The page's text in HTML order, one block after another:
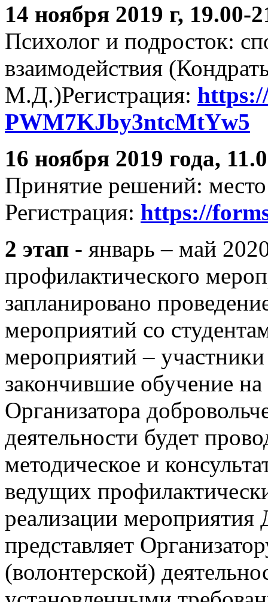
14 ноября 2019 г, 19.00-
Психолог и подросток:
взаимодействия
М.Д.)Регистрация:
PWM7KJby3ntcMtYw5
16 ноября 2019 года,
Принятие решений:
Регистрация: https://
2 этап - январь – май
профилактического
запланировано
мероприятий со
мероприятий –
закончившие обучение
Организатора
деятельности будет
методическое и
ведущих
реализации мероприятия
представляет
(волонтерской)